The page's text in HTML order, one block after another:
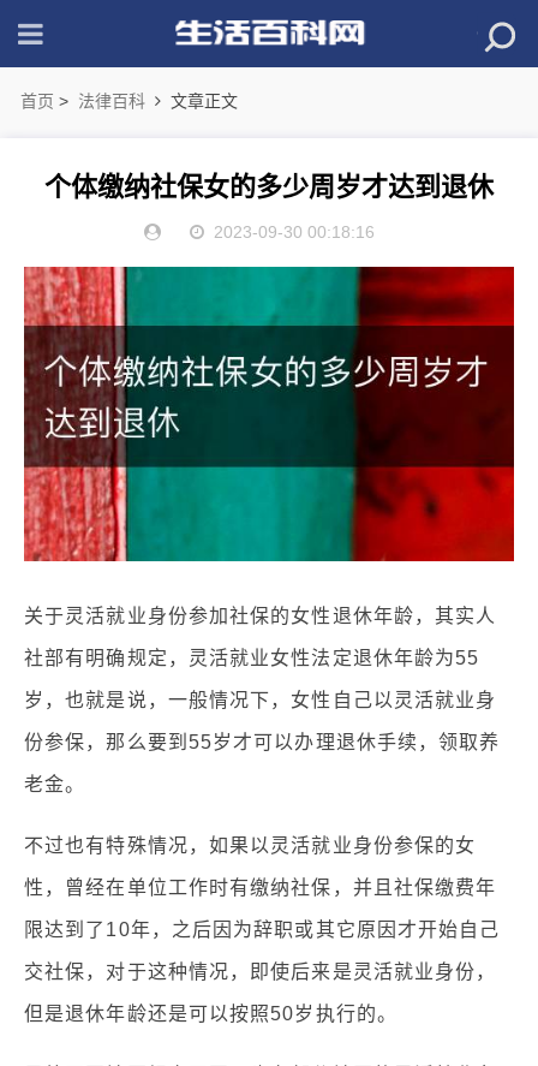
首页 > 法律百科 文章正文
个体缴纳社保女的多少周岁才达到退休
2023-09-30 00:18:16
关于灵活就业身份参加社保的女性退休年龄，其实人
社部有明确规定，灵活就业女性法定退休年龄为55
岁，也就是说，一般情况下，女性自己以灵活就业身
份参保，那么要到55岁才可以办理退休手续，领取养
老金。
不过也有特殊情况，如果以灵活就业身份参保的女
性，曾经在单位工作时有缴纳社保，并且社保缴费年
限达到了10年，之后因为辞职或其它原因才开始自己
交社保，对于这种情况，即使后来是灵活就业身份，
但是退休年龄还是可以按照50岁执行的。